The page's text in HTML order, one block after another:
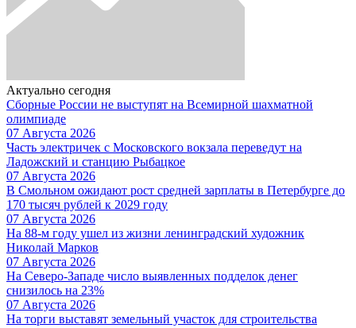
Актуально сегодня
Сборные России не выступят на Всемирной шахматной
олимпиаде
07 Августа 2026
Часть электричек с Московского вокзала переведут на
Ладожский и станцию Рыбацкое
07 Августа 2026
В Смольном ожидают рост средней зарплаты в Петербурге до
170 тысяч рублей к 2029 году
07 Августа 2026
На 88-м году ушел из жизни ленинградский художник
Николай Марков
07 Августа 2026
На Северо-Западе число выявленных подделок денег
снизилось на 23%
07 Августа 2026
На торги выставят земельный участок для строительства